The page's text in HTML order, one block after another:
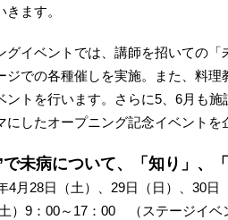
ます。
グイベントでは、講師を招いての
ジでの各種催しを実施。また、料
ントを行います。さらに5、6月も
にしたオープニング記念イベントを
未病について、「知り」、
月28日（土）、29日（日）、30日
9：00～17：00 （ステージイベ